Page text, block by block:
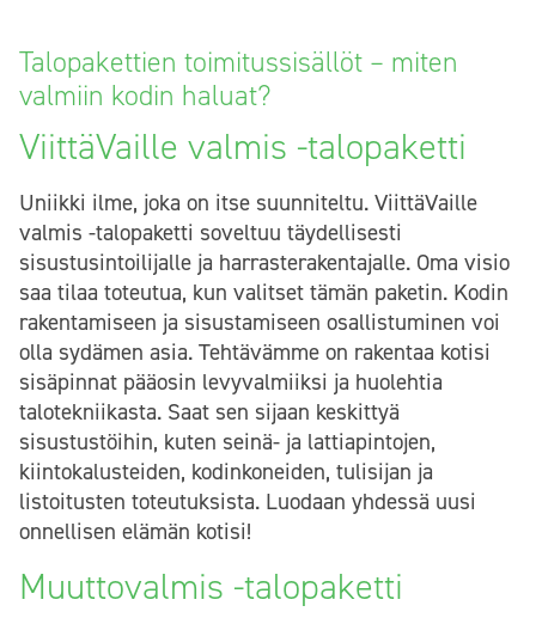
Talopakettien toimitussisällöt – miten
valmiin kodin haluat?
ViittäVaille valmis -talopaketti
Uniikki ilme, joka on itse suunniteltu. ViittäVaille
valmis -talopaketti soveltuu täydellisesti
sisustusintoilijalle ja harrasterakentajalle. Oma visio
saa tilaa toteutua, kun valitset tämän paketin. Kodin
rakentamiseen ja sisustamiseen osallistuminen voi
olla sydämen asia. Tehtävämme on rakentaa kotisi
sisäpinnat pääosin levyvalmiiksi ja huolehtia
talotekniikasta. Saat sen sijaan keskittyä
sisustustöihin, kuten seinä- ja lattiapintojen,
kiintokalusteiden, kodinkoneiden, tulisijan ja
listoitusten toteutuksista. Luodaan yhdessä uusi
onnellisen elämän kotisi!
Muuttovalmis -talopaketti